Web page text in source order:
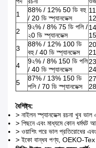
1
88% / 12% 50 ডি বহু
/ 20 ডি স্প্যানডেক্স
2
9২% / 8% 75 ডি পলি /
২0 ডি স্প্যানডেক্স
3
88% / 12% 100 ডি
বহু / 40 ডি স্প্যানডেক্স
4
9২% / 8% 150 ডি পলি
/ 40 ডি স্প্যানডেক্স
5
87% / 13% 150 ডি
পলি / 70 ডি স্প্যানডেক্স
বৈশিষ্ট্য:
> নাইলন স্প্যানডেক্স রচনা খুব ভাল
> পিছনে এবং মাধ্যমে কোন ধর্মঘট
> ওয়াশিং পরে ভাল প্রতিরোধের
> ইকো বান্ধব পণ্য, OEKO-Tex